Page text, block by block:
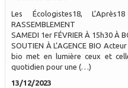
Les Écologistes18,
RASSEMBLEMENT
SAMEDI 1er FÉVRIER À 15h30 À
SOUTIEN À L’AGENCE BIO
bio met en lumière ceux et
quotidien pour une (…)
13/12/2023